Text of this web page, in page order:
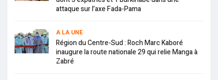
attaque sur l’axe Fada-Pama
A LA UNE
Région du Centre-Sud : Roch Marc Kaboré
inaugure la route nationale 29 qui relie Manga à
Zabré